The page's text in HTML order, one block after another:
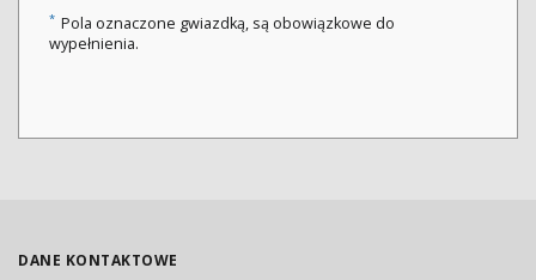
* Pola oznaczone gwiazdką, są obowiązkowe do
wypełnienia.
DANE KONTAKTOWE